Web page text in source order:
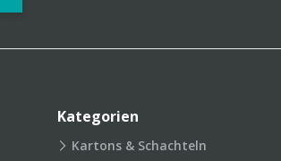
Kategorien
Kartons & Schachteln